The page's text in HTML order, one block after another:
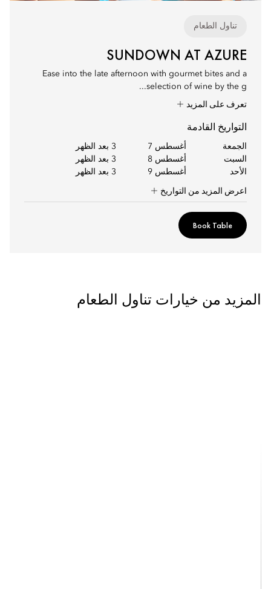
تناول الطعام
SUNDOWN AT AZURE
Ease into the late afternoon with gourmet bites and a
selection of wine by the g...
تعرف على المزيد
التواريخ القادمة
الجمعة أغسطس 7
3 بعد الظهر
السبت
أغسطس 8
3 بعد الظهر
الأحد
أغسطس 9 3 بعد الظهر
اعرض المزيد من التواريخ
Book Table
المزيد من خيارات تناول الطعام